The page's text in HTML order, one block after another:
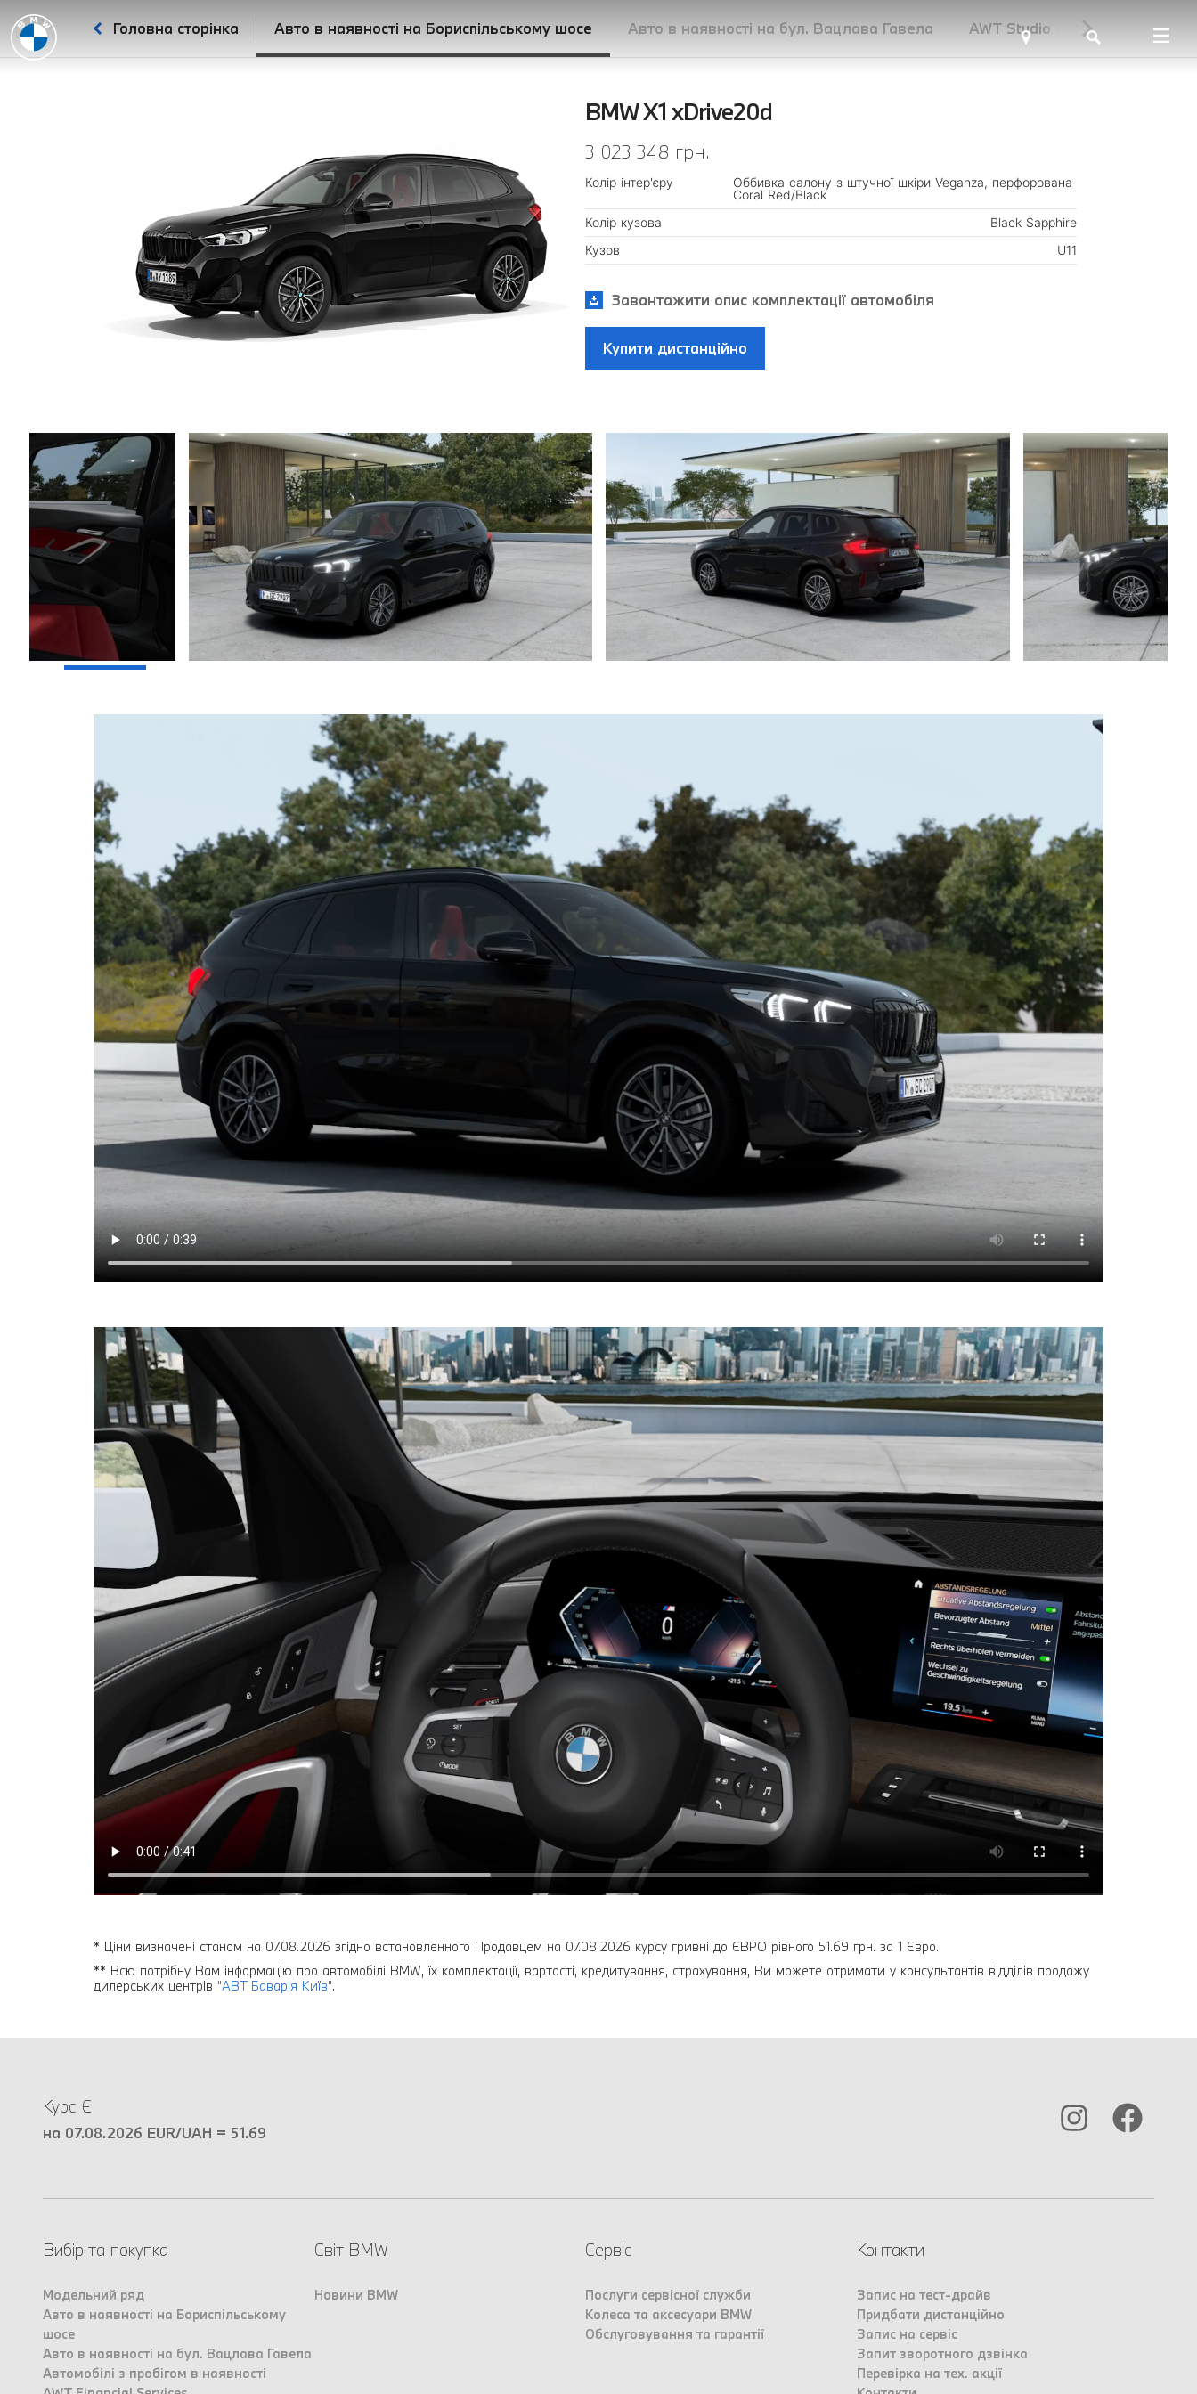
Головна сторінка Авто в наявності на Бориспільському шосе Авто в наявності на бул. Вацлава Гавела AWT Studio UNIT.City
BMW X1 xDrive20d
3 023 348 грн.
Колір інтер'єру
Оббивка салону з штучної шкіри Veganza, перфорована
Coral Red/Black
Колір кузова
Black Sapphire
Кузов
U11
Завантажити опис комплектації автомобіля
Купити дистанційно
* Ціни визначені станом на 07.08.2026 згідно встановленного Продавцем на 07.08.2026 курсу гривні до ЄВРО рівного 51.69 грн. за 1 Євро.
** Всю потрібну Вам інформацію про автомобілі BMW, їх комплектації, вартості, кредитування, страхування, Ви можете отримати у консультантів відділів продажу
дилерських центрів "АВТ Баварія Київ".
Курс €
на 07.08.2026 EUR/UAH = 51.69
Вибір та покупка
Модельний ряд
Авто в наявності на Бориспільському
шосе
Авто в наявності на бул. Вацлава Гавела
Автомобілі з пробігом в наявності
Світ BMW
Новини BMW
Сервіс
Послуги сервісної служби
Колеса та аксесуари BMW
Обслуговування та гарантії
Контакти
Запис на тест-драйв
Придбати дистанційно
Запис на сервіс
Запит зворотного дзвінка
Перевірка на тех. акції